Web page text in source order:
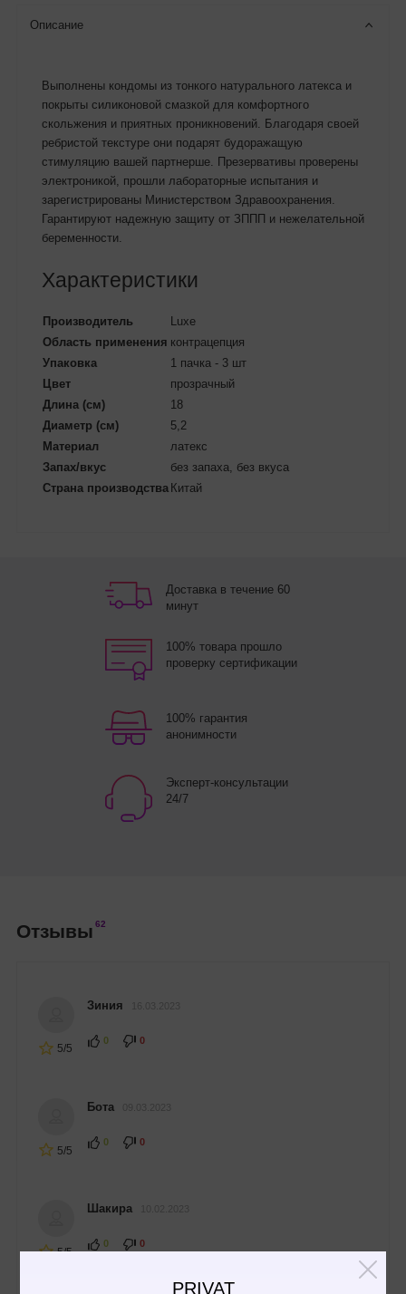
PRIVAT
Описание
Выполнены кондомы из тонкого натурального латекса и
покрыты силиконовой смазкой для комфортного
скольжения и приятных проникновений. Благодаря своей
ребристой текстуре они подарят будоражащую
стимуляцию вашей партнерше. Презервативы проверены
электроникой, прошли лабораторные испытания и
зарегистрированы Министерством Здравоохранения.
Гарантируют надежную защиту от ЗППП и нежелательной
беременности.
Характеристики
Производитель
Luxe
Область применения контрацепция
Упаковка
1 пачка - 3 шт
Цвет
прозрачный
Длина (см)
18
Диаметр (см)
5,2
Материал
латекс
Запах/вкус
без запаха, без вкуса
Страна производства Китай
Доставка в течение 60
минут
100% товара прошло
проверку сертификации
100% гарантия
анонимности
Эксперт-консультации
24/7
Отзывы 62
5/5
Зиния
0 0
5/5
Бота
0 0
5/5
Шакира
0 0